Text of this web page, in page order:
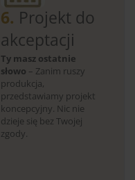
6. Projekt do
akceptacji
Ty masz ostatnie
słowo – Zanim ruszy
produkcja,
przedstawiamy projekt
koncepcyjny. Nic nie
dzieje się bez Twojej
zgody.